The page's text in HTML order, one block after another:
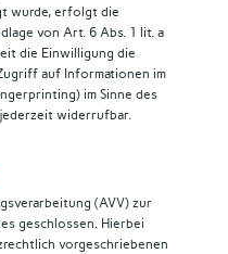
wurde, erfolgt die
von Art. 6 Abs. 1 lit. a
die Einwilligung die
auf Informationen im
im Sinne des
widerrufbar.
(AVV) zur
geschlossen. Hierbei
vorgeschriebenen